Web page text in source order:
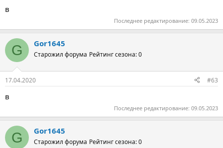
в
Последнее редактирование: 09.05.2023
G Gor1645
Старожил форума Рейтинг сезона: 0
17.04.2020 #63
в
Последнее редактирование: 09.05.2023
G Gor1645
Старожил форума Рейтинг сезона: 0